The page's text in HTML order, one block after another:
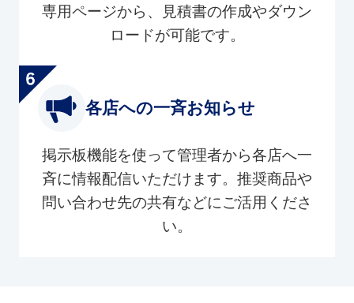
専用ページから、見積書の作成やダウン
ロードが可能です。
各店への一斉お知らせ
掲示板機能を使って管理者から各店へ一
斉に情報配信いただけます。推奨商品や
問い合わせ先の共有などにご活用くださ
い。